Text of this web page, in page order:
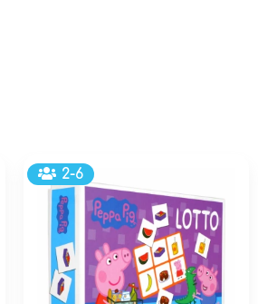
2-6